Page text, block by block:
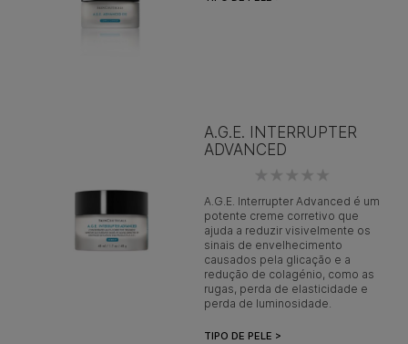
A.G.E. INTERRUPTER
ADVANCED
A.G.E. Interrupter Advanced é um
potente creme corretivo que
ajuda a reduzir visivelmente os
sinais de envelhecimento
causados pela glicação e a
redução de colagénio, como as
rugas, perda de elasticidade e
perda de luminosidade.
TIPO DE PELE >